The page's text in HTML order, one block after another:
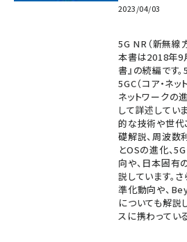
2023/04/03
5G NR（新無線
本書は2018年9
書』の続編です
5GC（コア・ネ
ネットワークの
して詳述してい
的な技術や世代
礎解説、周波数
とOSの進化、
向や、日本固有
説しています。
準化動向や、
についても解説
スに携わってい